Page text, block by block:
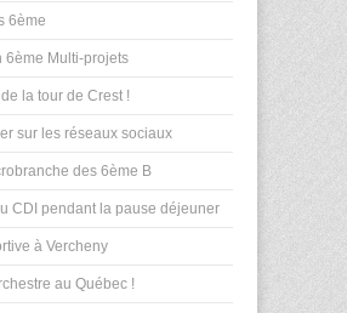
6ème
6ème Multi-projets
la tour de Crest !
sur les réseaux sociaux
des 6ème B
CDI pendant la pause déjeuner
à Vercheny
au Québec !